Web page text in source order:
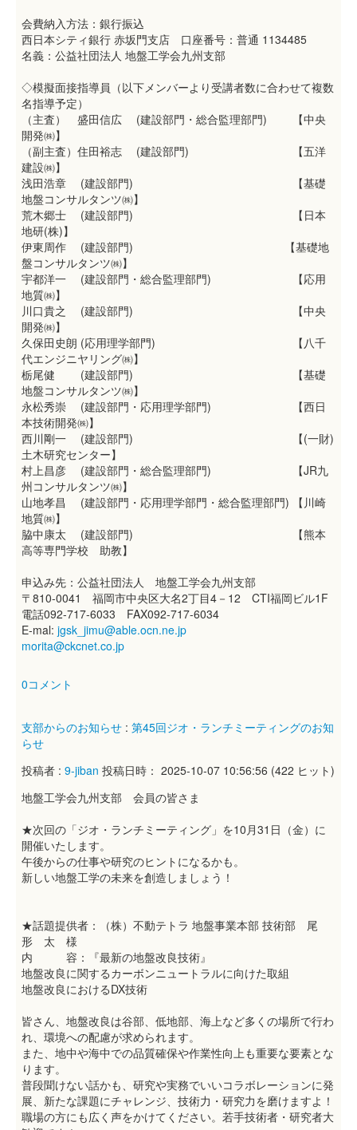
会費納入方法：銀行振込
西日本シティ銀行 赤坂門支店 口座番号：普通 1134485
名義：公益社団法人 地盤工学会九州支部
◇模擬面接指導員（以下メンバーより受講者数に合わせて複数
名指導予定）
（主査） 盛田信広 (建設部門・総合監理部門) 【中央
開発㈱】
（副主査）住田裕志 (建設部門) 【五洋
建設㈱】
浅田浩章 (建設部門) 【基礎
地盤コンサルタンツ㈱】
荒木郷士 (建設部門) 【日本
地研(株)】
伊東周作 (建設部門) 【基礎地
盤コンサルタンツ㈱】
宇都洋一 (建設部門・総合監理部門) 【応用
地質㈱】
川口貴之 (建設部門) 【中央
開発㈱】
久保田史朗 (応用理学部門) 【八千
代エンジニヤリング㈱】
栃尾健 (建設部門) 【基礎
地盤コンサルタンツ㈱】
永松秀崇 (建設部門・応用理学部門) 【西日
本技術開発㈱】
西川剛一 (建設部門) 【(一財)
土木研究センター】
村上昌彦 (建設部門・総合監理部門) 【JR九
州コンサルタンツ㈱】
山地孝昌 (建設部門・応用理学部門・総合監理部門) 【川崎
地質㈱】
脇中康太 (建設部門) 【熊本
高等専門学校 助教】
申込み先：公益社団法人 地盤工学会九州支部
〒810-0041 福岡市中央区大名2丁目4－12 CTI福岡ビル1F
電話092-717-6033 FAX092-717-6034
E-mal: jgsk_jimu@able.ocn.ne.jp
morita@ckcnet.co.jp
0コメント
支部からのお知らせ : 第45回ジオ・ランチミーティングのお知
らせ
投稿者 : 9-jiban 投稿日時： 2025-10-07 10:56:56 (422 ヒット)
地盤工学会九州支部 会員の皆さま
★次回の「ジオ・ランチミーティング」を10月31日（金）に
開催いたします。
午後からの仕事や研究のヒントになるかも。
新しい地盤工学の未来を創造しましょう！
★話題提供者：（株）不動テトラ 地盤事業本部 技術部 尾
形 太 様
内 容：『最新の地盤改良技術』
地盤改良に関するカーボンニュートラルに向けた取組
地盤改良におけるDX技術
皆さん、地盤改良は谷部、低地部、海上など多くの場所で行わ
れ、環境への配慮が求められます。
また、地中や海中での品質確保や作業性向上も重要な要素とな
ります。
普段聞けない話かも、研究や実務でいいコラボレーションに発
展、新たな課題にチャレンジ、技術力・研究力を磨けますよ！
職場の方にも広く声をかけてください。若手技術者・研究者大